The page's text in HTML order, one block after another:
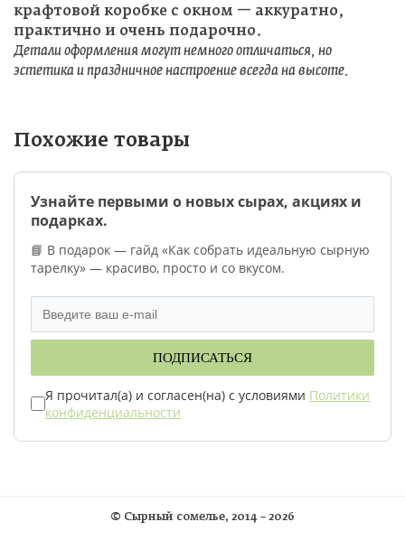
крафтовой коробке с окном — аккуратно,
практично и очень подарочно.
Детали оформления могут немного отличаться, но
эстетика и праздничное настроение всегда на высоте.
Похожие товары
Узнайте первыми о новых сырах, акциях и
подарках.
📘 В подарок — гайд «Как собрать идеальную сырную
тарелку» — красиво, просто и со вкусом.
ПОДПИСАТЬСЯ
Я прочитал(а) и согласен(на) с условиями Политики
конфиденциальности
© Сырный сомелье, 2014 – 2026